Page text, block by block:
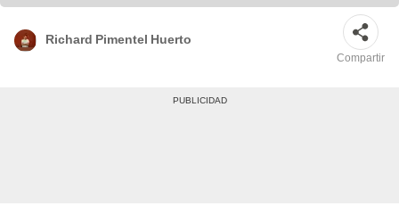
Richard Pimentel Huerto
Compartir